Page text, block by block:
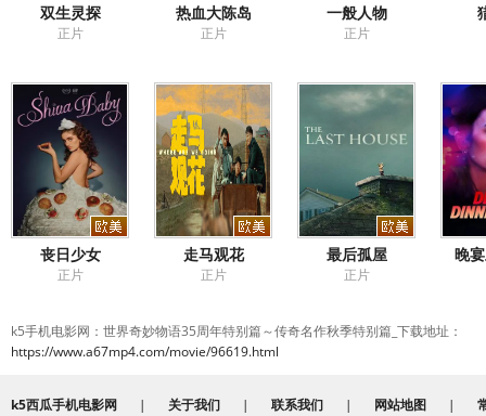
双生灵探
正片
热血大陈岛
正片
一般人物
正片
丧日少女
正片
走马观花
正片
最后孤屋
正片
晚
k5手机电影网：世界奇妙物语35周年特别篇～传奇名作秋季特别篇_下载地址：
https://www.a67mp4.com/movie/96619.html
k5西瓜手机电影网 | 关于我们 | 联系我们 | 网站地图 |